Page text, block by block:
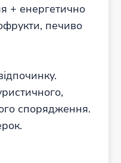
+ енергетично
печиво
спорядження.